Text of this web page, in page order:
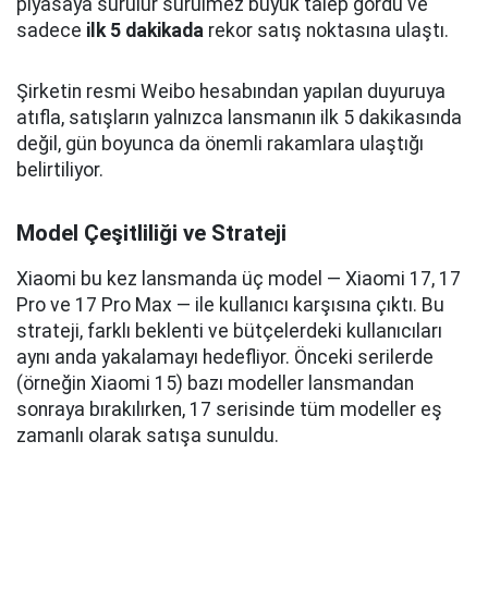
piyasaya sürülür sürülmez büyük talep gördü ve
sadece ilk 5 dakikada rekor satış noktasına ulaştı.
Şirketin resmi Weibo hesabından yapılan duyuruya
atıfla, satışların yalnızca lansmanın ilk 5 dakikasında
değil, gün boyunca da önemli rakamlara ulaştığı
belirtiliyor.
Model Çeşitliliği ve Strateji
Xiaomi bu kez lansmanda üç model — Xiaomi 17, 17
Pro ve 17 Pro Max — ile kullanıcı karşısına çıktı. Bu
strateji, farklı beklenti ve bütçelerdeki kullanıcıları
aynı anda yakalamayı hedefliyor. Önceki serilerde
(örneğin Xiaomi 15) bazı modeller lansmandan
sonraya bırakılırken, 17 serisinde tüm modeller eş
zamanlı olarak satışa sunuldu.